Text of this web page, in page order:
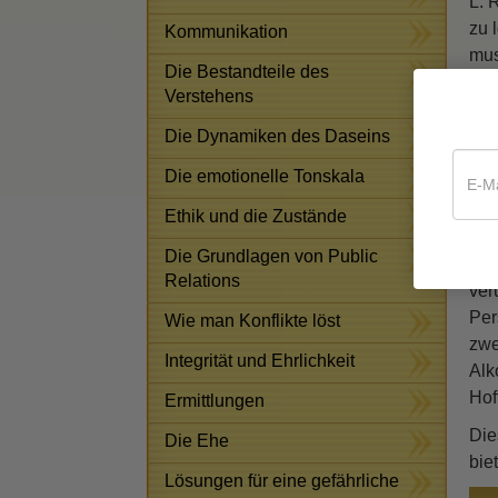
zu
L.
Kommunikation
Die Bestandteile des
Verstehens
Die Dynamiken des Daseins
Die emotionelle Tonskala
Ethik und die Zustände
Die Grundlagen von Public
Relations
Wie man Konflikte löst
Integrität und Ehrlichkeit
Ermittlungen
Die Ehe
Lösungen für eine gefährliche